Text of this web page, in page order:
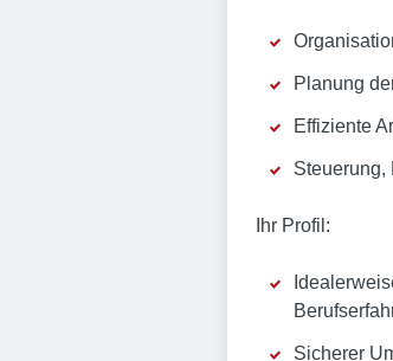
Planung
Effiziente
Steuerung,
Ihr Profil:
Sicherer